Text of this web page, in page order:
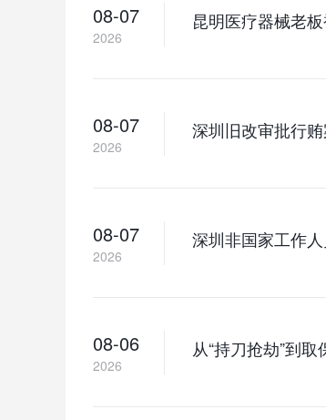
08-07
2026
昆明医疗器械老
08-07
2026
深圳旧改审批行
08-07
2026
深圳非国家工作
08-06
2026
从“持刀抢劫”到